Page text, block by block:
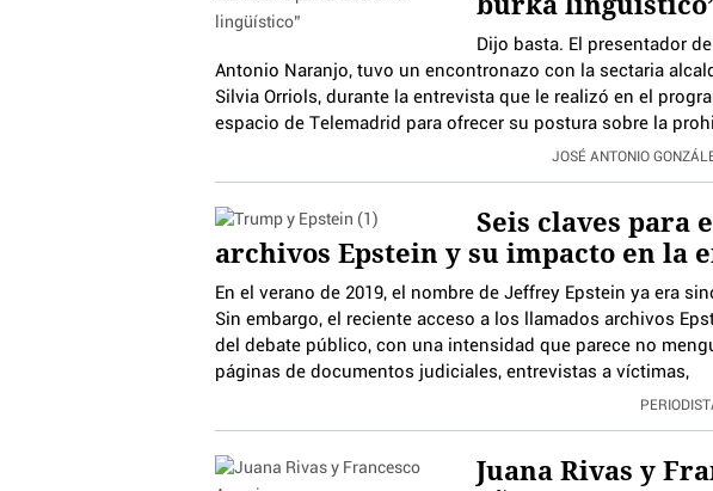
Dijo basta. El presentador
Antonio Naranjo, tuvo un encontronazo con la sectaria
Silvia Orriols, durante la entrevista que le realizó en el
espacio de Telemadrid para ofrecer su postura sobre la
JOSÉ ANTONIO
Seis claves para
archivos Epstein y su impacto en la
En el verano de 2019, el nombre de Jeffrey Epstein ya era
Sin embargo, el reciente acceso a los llamados archivos
del debate público, con una intensidad que parece no
páginas de documentos judiciales, entrevistas a víctimas,
Juana Rivas y